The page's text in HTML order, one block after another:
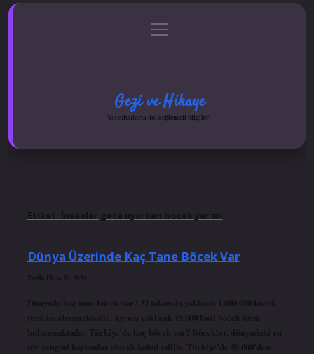
Gizlilik Politikası
menüyü
aç
Gezi ve Hikaye
Yolculuklarla dolu eğlenceli bilgiler!
Etiket: İnsanlar gece uyurken böcek yer mi
Dünya Üzerinde Kaç Tane Böcek Var
Tarih: Ekim 30, 2024
Dünyada kaç tane böcek var? 32 takımda yaklaşık 1.000.000 böcek
türü incelenmektedir. Ayrıca yaklaşık 15.000 fosil böcek türü
bulunmaktadır. Türkiye’de kaç böcek var? Böcekler, dünyadaki en
tür zengini hayvanlar olarak kabul edilir. Türkiye’de 50.000’den